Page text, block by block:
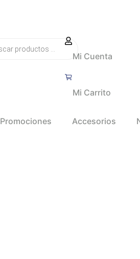
Mi Cuenta
Mi Carrito
Promociones Accesorios